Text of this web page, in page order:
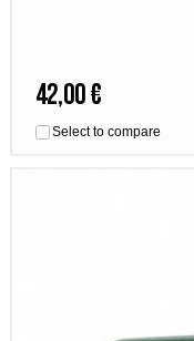
42,00 €
Select to compare